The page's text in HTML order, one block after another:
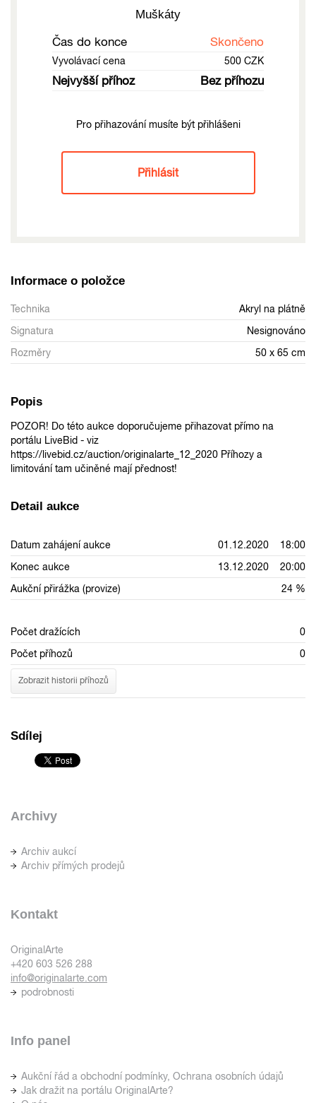
Muškáty
Čas do konce Skončeno
Vyvolávací cena 500 CZK
Nejvyšší příhoz Bez příhozu
Pro přihazování musíte být přihlášeni
Přihlásit
Informace o položce
Technika
Akryl na plátně
Signatura
Nesignováno
Rozměry
50 x 65 cm
Popis
POZOR! Do této aukce doporučujeme přihazovat přímo na
portálu LiveBid - viz
https://livebid.cz/auction/originalarte_12_2020 Příhozy a
limitování tam učiněné mají přednost!
Detail aukce
Datum zahájení aukce
01.12.2020 18:00
Konec aukce
13.12.2020 20:00
Aukční přirážka (provize)
24 %
Počet dražících
0
Počet příhozů
0
Zobrazit historii příhozů
Sdílej
Archivy
Archiv aukcí
Archiv přímých prodejů
Kontakt
OriginalArte
+420 603 526 288
info@originalarte.com
podrobnosti
Info panel
Aukční řád a obchodní podmínky, Ochrana osobních údajů
Jak dražit na portálu OriginalArte?